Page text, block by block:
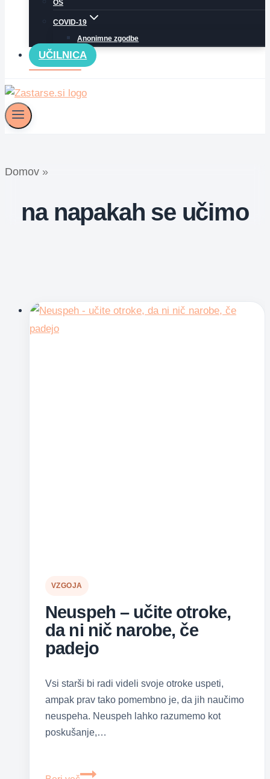
OS
COVID-19
Anonimne zgodbe
UČILNICA
Domov »
na napakah se učimo
VZGOJA
Neuspeh – učite otroke,
da ni nič narobe, če
padejo
Vsi starši bi radi videli svoje otroke uspeti,
ampak prav tako pomembno je, da jih naučimo
neuspeha. Neuspeh lahko razumemo kot
poskušanje,…
Neuspeh